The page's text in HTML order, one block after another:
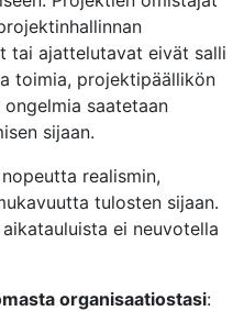
tai ajattelutavat eivät salli
toimia, projektipäällikön
saatetaan
sijaan.
realismin,
tulosten sijaan.
ei neuvotella
organisaatiostasi: